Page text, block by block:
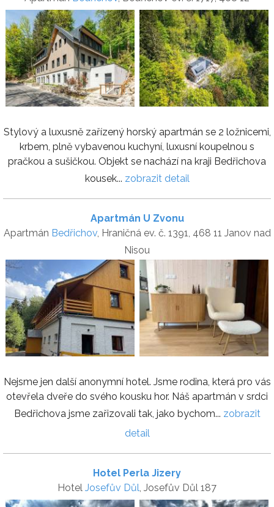
Stylový a luxusně zařízený horský apartmán se 2 ložnicemi,
krbem, plně vybavenou kuchyní, luxusní koupelnou s
pračkou a sušičkou. Objekt se nachází na kraji Bedřichova
kousek... zobrazit detail
Apartmán U Zvonu
Apartmán Bedřichov, Hraničná ev. č. 1391, 468 11 Janov nad
Nisou
Nejsme jen další anonymní hotel. Jsme rodina, která pro vás
otevřela dveře do svého kousku hor. Náš apartmán v srdci
Bedřichova jsme zařizovali tak, jako bychom... zobrazit
detail
Hotel Perla Jizery
Hotel Josefův Důl, Josefův Důl 187